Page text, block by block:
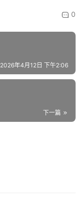
0
2026年4月12日 下午2:06
下一篇